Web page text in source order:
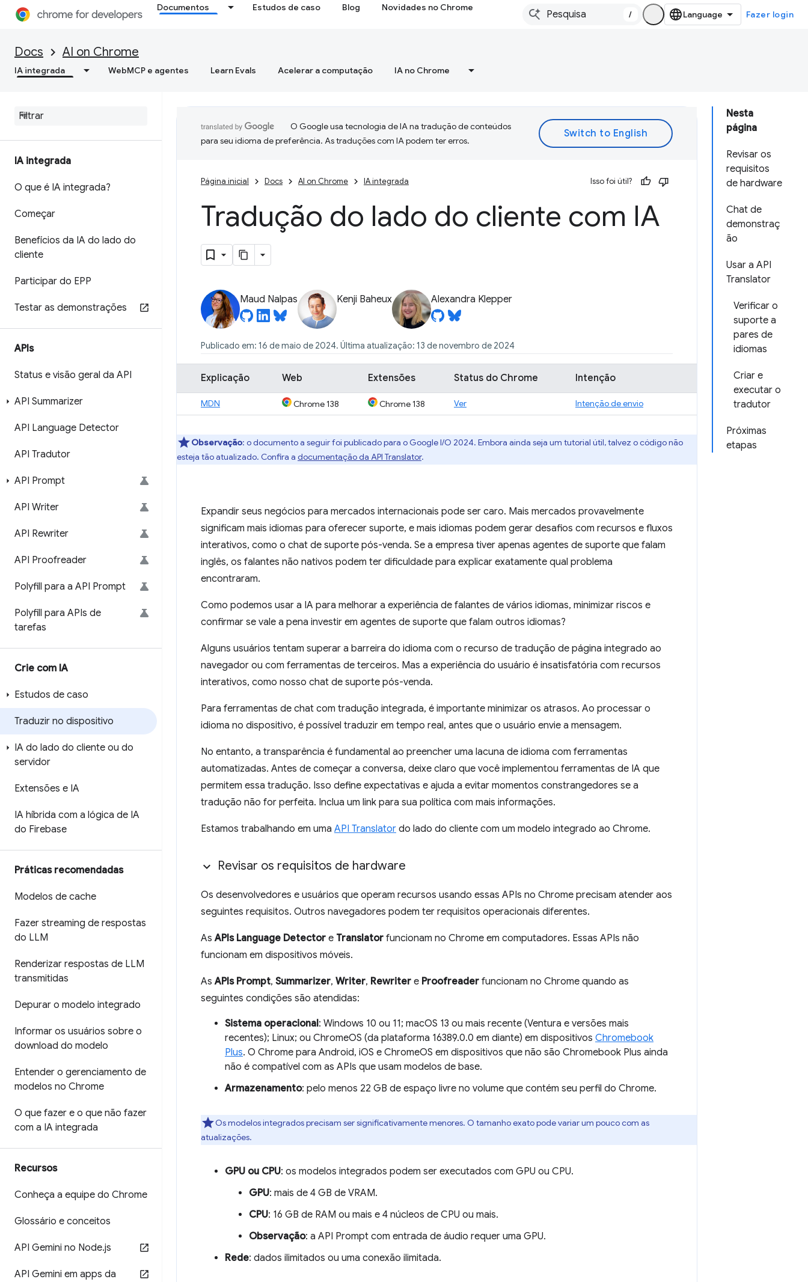
Documentos Estudos de caso Blog Novidades no Chrome
/ Fazer login
Docs AI on Chrome
IA integrada WebMCP e agentes Learn Evals Acelerar a computação IA no Chrome
IA integrada
O que é IA integrada?
Começar
Benefícios da IA do lado do
cliente
Participar do EPP
Testar as demonstrações
APIs
Status e visão geral da API
API Summarizer
API Language Detector
API Tradutor
API Prompt
API Writer
API Rewriter
API Proofreader
Polyfill para a API Prompt
Polyfill para APIs de
tarefas
Crie com IA
Estudos de caso
Traduzir no dispositivo
IA do lado do cliente ou do
servidor
Extensões e IA
IA híbrida com a lógica de IA
do Firebase
Práticas recomendadas
Modelos de cache
Fazer streaming de respostas
do LLM
Renderizar respostas de LLM
transmitidas
Depurar o modelo integrado
Informar os usuários sobre o
download do modelo
Entender o gerenciamento de
modelos no Chrome
O que fazer e o que não fazer
com a IA integrada
Recursos
Conheça a equipe do Chrome
Glossário e conceitos
API Gemini no Node.js
API Gemini em apps da
Nesta
página
Revisar os
requisitos
de hardware
Chat de
demonstraç
ão
Usar a API
Translator
Verificar o
suporte a
pares de
idiomas
Criar e
executar o
tradutor
Próximas
etapas
O Google usa tecnologia de IA na tradução de conteúdos
para seu idioma de preferência. As traduções com IA podem ter erros.
Página inicial Docs AI on Chrome IA integrada Isso foi útil?
Tradução do lado do cliente com IA
Maud Nalpas Kenji Baheux Alexandra Klepper
Publicado em: 16 de maio de 2024. Última atualização: 13 de novembro de 2024
Explicação Web Extensões Status do Chrome Intenção
MDN Chrome 138 Chrome 138 Ver Intenção de envio
Observação: o documento a seguir foi publicado para o Google I/O 2024. Embora ainda seja um tutorial útil, talvez o código não
esteja tão atualizado. Confira a documentação da API Translator.
Expandir seus negócios para mercados internacionais pode ser caro. Mais mercados provavelmente
significam mais idiomas para oferecer suporte, e mais idiomas podem gerar desafios com recursos e fluxos
interativos, como o chat de suporte pós-venda. Se a empresa tiver apenas agentes de suporte que falam
inglês, os falantes não nativos podem ter dificuldade para explicar exatamente qual problema
encontraram.
Como podemos usar a IA para melhorar a experiência de falantes de vários idiomas, minimizar riscos e
confirmar se vale a pena investir em agentes de suporte que falam outros idiomas?
Alguns usuários tentam superar a barreira do idioma com o recurso de tradução de página integrado ao
navegador ou com ferramentas de terceiros. Mas a experiência do usuário é insatisfatória com recursos
interativos, como nosso chat de suporte pós-venda.
Para ferramentas de chat com tradução integrada, é importante minimizar os atrasos. Ao processar o
idioma no dispositivo, é possível traduzir em tempo real, antes que o usuário envie a mensagem.
No entanto, a transparência é fundamental ao preencher uma lacuna de idioma com ferramentas
automatizadas. Antes de começar a conversa, deixe claro que você implementou ferramentas de IA que
permitem essa tradução. Isso define expectativas e ajuda a evitar momentos constrangedores se a
tradução não for perfeita. Inclua um link para sua política com mais informações.
Estamos trabalhando em uma API Translator do lado do cliente com um modelo integrado ao Chrome.
Revisar os requisitos de hardware
Os desenvolvedores e usuários que operam recursos usando essas APIs no Chrome precisam atender aos
seguintes requisitos. Outros navegadores podem ter requisitos operacionais diferentes.
AsAPIs Language Detector e Translator funcionam no Chrome em computadores. Essas APIs não
funcionam em dispositivos móveis.
AsAPIs Prompt, Summarizer, Writer, Rewriter e Proofreader funcionam no Chrome quando as
seguintes condições são atendidas:
Sistema operacional: Windows 10 ou 11; macOS 13 ou mais recente (Ventura e versões mais
recentes); Linux; ou ChromeOS (da plataforma 16389.0.0 em diante) em dispositivos Chromebook
Plus. O Chrome para Android, iOS e ChromeOS em dispositivos que não são Chromebook Plus ainda
não é compatível com as APIs que usam modelos de base.
Armazenamento: pelo menos 22 GB de espaço livre no volume que contém seu perfil do Chrome.
Os modelos integrados precisam ser significativamente menores. O tamanho exato pode variar um pouco com as
atualizações.
GPU ou CPU: os modelos integrados podem ser executados com GPU ou CPU.
GPU: mais de 4 GB de VRAM.
CPU: 16 GB de RAM ou mais e 4 núcleos de CPU ou mais.
Observação: a API Prompt com entrada de áudio requer uma GPU.
Rede: dados ilimitados ou uma conexão ilimitada.